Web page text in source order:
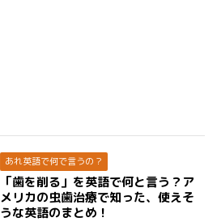
あれ英語で何で言うの？
「歯を削る」を英語で何と言う？ア
メリカの虫歯治療で知った、使えそ
うな英語のまとめ！